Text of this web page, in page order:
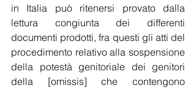
in Italia può ritenersi provato dalla
lettura congiunta dei differenti
documenti prodotti, fra questi gli atti del
procedimento relativo alla sospensione
della potestà genitoriale dei genitori
della [omissis] che contengono